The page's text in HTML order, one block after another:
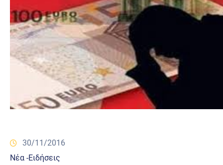
30/11/2016
Νέα -Ειδήσεις